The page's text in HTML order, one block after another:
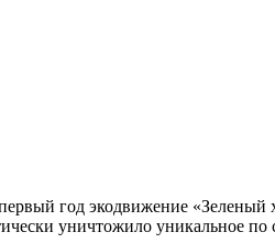
год экодвижение
уничтожило уникальное по